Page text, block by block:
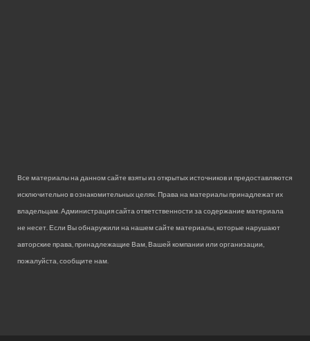
Все материалы на данном сайте взяты из открытых источников и предоставляются
исключительно в ознакомительных целях. Права на материалы принадлежат их
владельцам. Администрация сайта ответственности за содержание материала
не несет. Если Вы обнаружили на нашем сайте материалы, которые нарушают
авторские права, принадлежащие Вам, Вашей компании или организации,
пожалуйста, сообщите нам.